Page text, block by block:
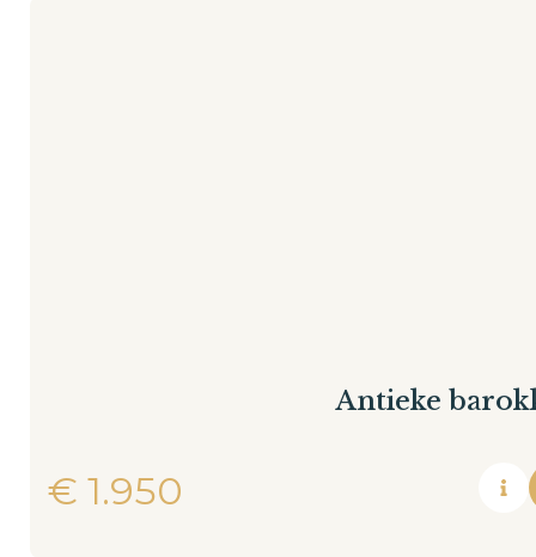
Antieke
€ 1.950